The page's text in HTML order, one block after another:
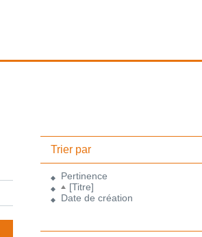
Trier par
Pertinence
[Titre]
Date de création